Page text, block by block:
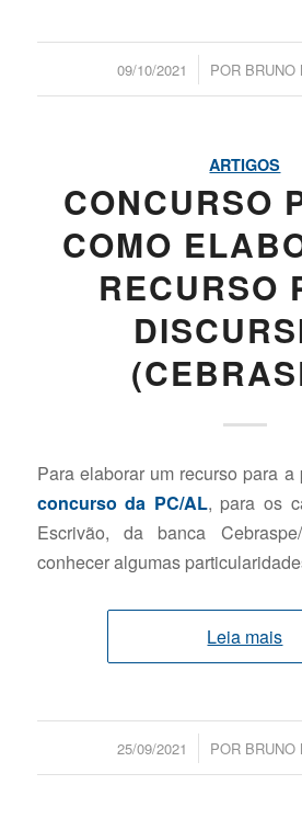
09/10/2021
/ POR BRUNO
ARTIGOS
CONCURSO
COMO
RECURSO
Para elaborar um recurso para
concurso da PC/AL, para os
Escrivão, da banca
conhecer algumas
Leia mais
25/09/2021
/ POR BRUNO